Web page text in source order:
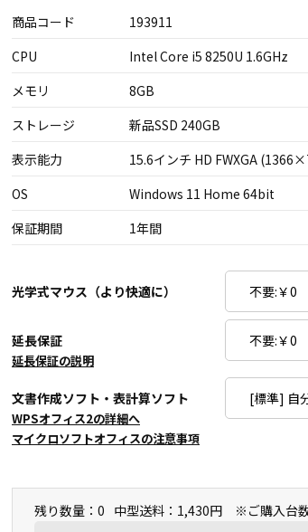
商品コード
193911
CPU
Intel Core i5 8250U 1.6GHz
メモリ
8GB
ストレージ
新品SSD 240GB
表示能力
15.6インチ HD FWXGA
OS
Windows 11 Home 64bit
保証期間
1年間
光学式マウス（より快適に）
延長保証
延長保証の説明
文書作成ソフト・表計算ソフト
WPSオフィス2の詳細へ
マイクロソフトオフィスの注意事項
残り数量：0 中型送料：1,430円 ※ご購入台数